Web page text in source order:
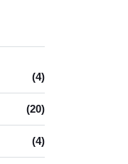
(4)
(20)
(4)